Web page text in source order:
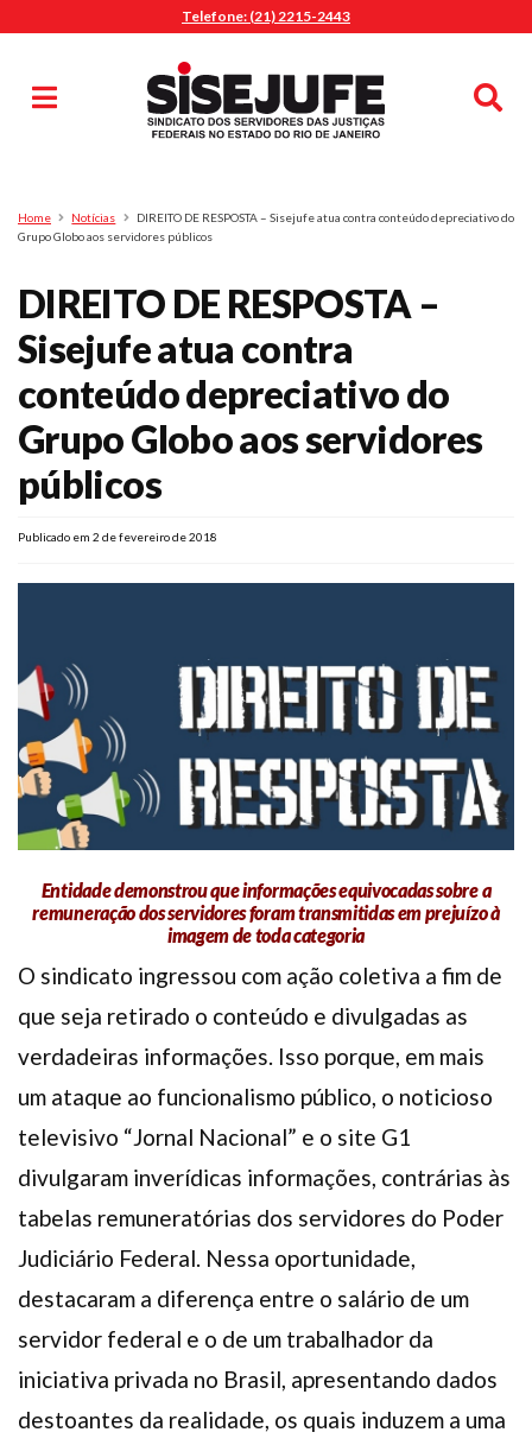
Telefone: (21) 2215-2443
Pesquisa
Home Notícias
DIREITO DE RESPOSTA – Sisejufe atua contra conteúdo depreciativo do
Grupo Globo aos servidores públicos
DIREITO DE RESPOSTA –
Sisejufe atua contra
conteúdo depreciativo do
Grupo Globo aos servidores
públicos
Publicado em 2 de fevereiro de 2018
Entidade demonstrou que informações equivocadas sobre a
remuneração dos servidores foram transmitidas em prejuízo à
imagem de toda categoria
O sindicato ingressou com ação coletiva a fim de
que seja retirado o conteúdo e divulgadas as
verdadeiras informações. Isso porque, em mais
um ataque ao funcionalismo público, o noticioso
televisivo “Jornal Nacional” e o site G1
divulgaram inverídicas informações, contrárias às
tabelas remuneratórias dos servidores do Poder
Judiciário Federal. Nessa oportunidade,
destacaram a diferença entre o salário de um
servidor federal e o de um trabalhador da
iniciativa privada no Brasil, apresentando dados
destoantes da realidade, os quais induzem a uma
MENU
Sindicalize-se
Jurídico
O Sindicato
Agenda
Casa do Alto
Sede Campestre
Nossos Convênios
Gympass Wellhub
Facebook InstagramTwitter YoutubeTikTok Whatsapp